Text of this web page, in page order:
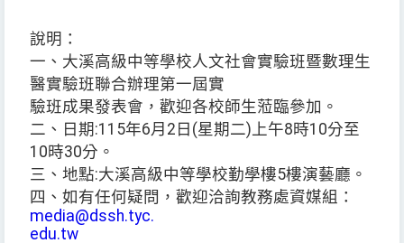
說明：
一、大溪高級中等學校人文社會實驗班暨數理生
醫實驗班聯合辦理第一屆實
驗班成果發表會，歡迎各校師生蒞臨參加。
二、日期:115年6月2日(星期二)上午8時10分至
10時30分。
三、地點:大溪高級中等學校勤學樓5樓演藝廳。
四、如有任何疑問，歡迎洽詢教務處資媒組：
media@dssh.tyc.
edu.tw